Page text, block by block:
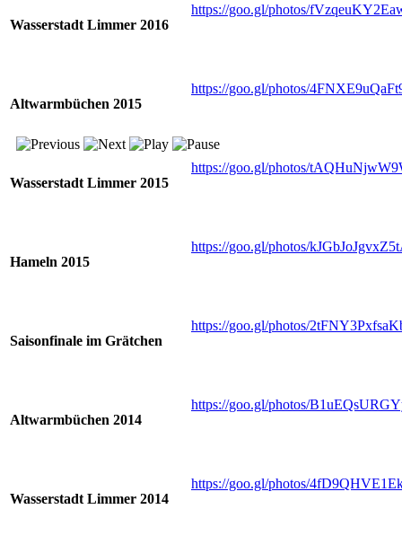
Wasserstadt Limmer 2016
https://goo.gl/photos/
Altwarmbüchen 2015
https://goo.gl/photos/
Wasserstadt Limmer 2015
https://goo.gl/photos/
Hameln 2015
https://goo.gl/photos/
Saisonfinale im Grätchen
https://goo.gl/photos/
Altwarmbüchen 2014
https://goo.gl/photos/
Wasserstadt Limmer 2014
https://goo.gl/photos/